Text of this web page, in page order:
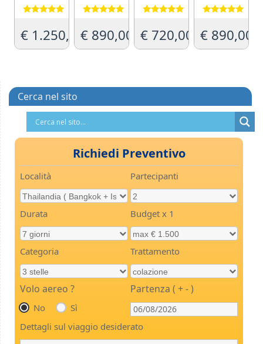
su 5
€ 1.250,00su 5
€ 890,00
su 5
€ 720,00
su 5
€ 890,00
Cerca nel sito
Richiedi Preventivo
Località Partecipanti
Durata Budget x 1
Categoria Trattamento
Volo aereo ?
No Sì
Partenza ( + - )
Dettagli sul viaggio desiderato